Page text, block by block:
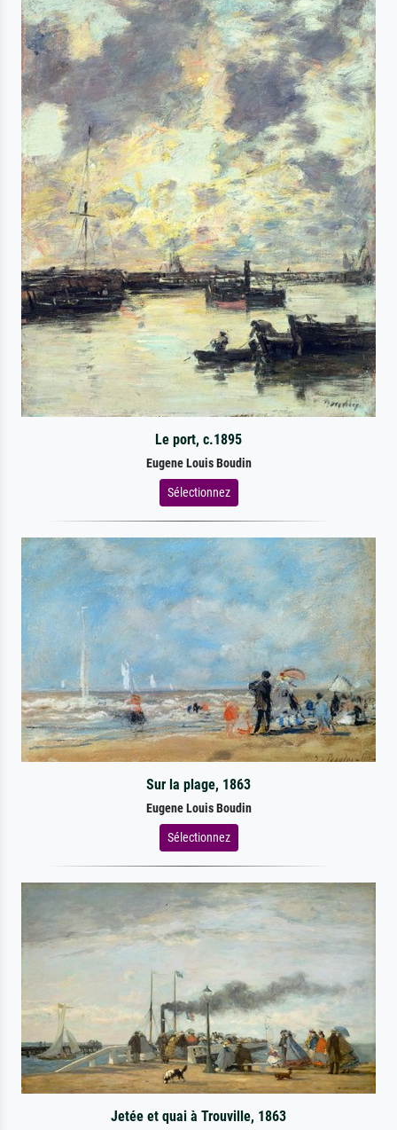
Le port, c.1895
Eugene Louis Boudin
Sélectionnez
Sur la plage, 1863
Eugene Louis Boudin
Sélectionnez
Jetée et quai à Trouville, 1863